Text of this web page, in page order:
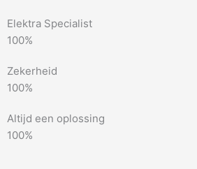
Elektra Specialist
100%
Zekerheid
100%
Altijd een oplossing
100%